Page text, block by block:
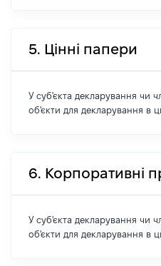
5. Цінні папери
У суб'єкта декларування чи
об'єкти для декларування в
6. Корпоративні
У суб'єкта декларування чи
об'єкти для декларування в